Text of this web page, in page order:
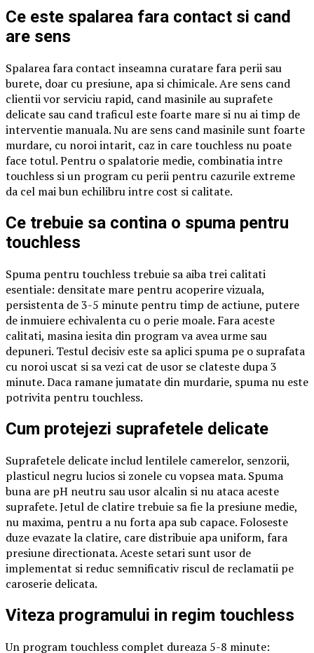
Ce este spalarea fara contact si cand
are sens
Spalarea fara contact inseamna curatare fara perii sau
burete, doar cu presiune, apa si chimicale. Are sens cand
clientii vor serviciu rapid, cand masinile au suprafete
delicate sau cand traficul este foarte mare si nu ai timp de
interventie manuala. Nu are sens cand masinile sunt foarte
murdare, cu noroi intarit, caz in care touchless nu poate
face totul. Pentru o spalatorie medie, combinatia intre
touchless si un program cu perii pentru cazurile extreme
da cel mai bun echilibru intre cost si calitate.
Ce trebuie sa contina o spuma pentru
touchless
Spuma pentru touchless trebuie sa aiba trei calitati
esentiale: densitate mare pentru acoperire vizuala,
persistenta de 3-5 minute pentru timp de actiune, putere
de inmuiere echivalenta cu o perie moale. Fara aceste
calitati, masina iesita din program va avea urme sau
depuneri. Testul decisiv este sa aplici spuma pe o suprafata
cu noroi uscat si sa vezi cat de usor se clateste dupa 3
minute. Daca ramane jumatate din murdarie, spuma nu este
potrivita pentru touchless.
Cum protejezi suprafetele delicate
Suprafetele delicate includ lentilele camerelor, senzorii,
plasticul negru lucios si zonele cu vopsea mata. Spuma
buna are pH neutru sau usor alcalin si nu ataca aceste
suprafete. Jetul de clatire trebuie sa fie la presiune medie,
nu maxima, pentru a nu forta apa sub capace. Foloseste
duze evazate la clatire, care distribuie apa uniform, fara
presiune directionata. Aceste setari sunt usor de
implementat si reduc semnificativ riscul de reclamatii pe
caroserie delicata.
Viteza programului in regim touchless
Un program touchless complet dureaza 5-8 minute: